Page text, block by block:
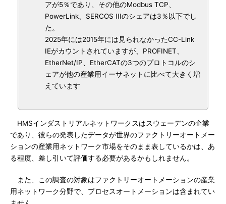
アが5％であり、その他のModbus TCP、
PowerLink、SERCOS IIIのシェアは3％以下でし
た。
2025年には2015年には見られなかったCC-Link
IEがカウントされていますが、PROFINET、
EtherNet/IP、EtherCATの3つのプロトコルのシ
ェアが他の産業用イーサネットに比べて大きく増
えています
HMSインダストリアルネットワークスはスウェーデンの企業
であり、彼らの発表したデータが世界のファクトリーオートメー
ションの産業用ネットワーク市場をそのまま表しているかは、あ
る程度、差し引いて評価する必要があるかもしれません。
また、この調査の対象はファクトリーオートメーションの産業
用ネットワーク分野で、プロセスオートメーションは含まれてい